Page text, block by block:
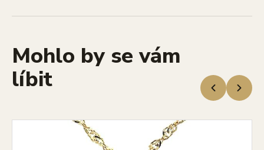
Mohlo by se vám
líbit